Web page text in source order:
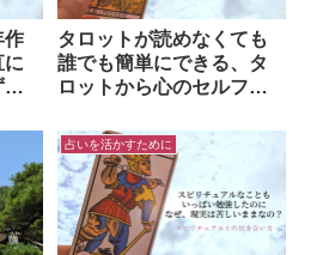
作
に
っ
タロットが読めなくても
誰でも簡単にできる、タ
ロットから心のセルフケ
占いを活かすために